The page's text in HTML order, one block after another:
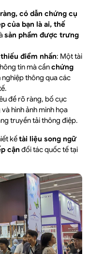
có dẫn chứng cụ
của bạn là ai, thế
sản phẩm được trưng
điểm nhấn: Một tài
tin mà cầnchứng
nghiệp thông qua các
đề rõ ràng, bố cục
hình ảnh minh họa
truyền tải thông điệp.
kếtài liệu song ngữ
cận đối tác quốc tế tại